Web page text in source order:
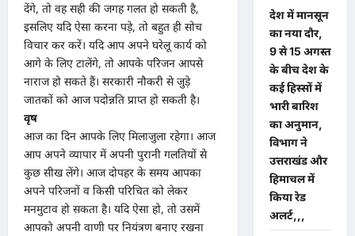
देंगे, तो वह सही की जगह गलत हो सकती है,
इसलिए यदि ऐसा करना पड़े, तो बहुत ही सोच
विचार कर करें। यदि आप अपने घरेलू कार्य को
आगे के लिए टालेंगे, तो आपके परिजन आपसे
नाराज हो सकते हैं। सरकारी नौकरी से जुड़े
जातकों को आज पदोन्नति प्राप्त हो सकती है।
वृष
आज का दिन आपके लिए मिलाजुला रहेगा। आज
आप अपने व्यापार में अपनी पुरानी गलतियों से
कुछ सीख लेंगे। आज दोपहर के समय आपका
अपने परिजनों व किसी परिचित को लेकर
मनमुटाव हो सकता है। यदि ऐसा हो, तो उसमें
आपको अपनी वाणी पर नियंत्रण बनाए रखना
देश में मानसून
का नया दौर,
9 से 15 अगस्त
के बीच देश के
कई हिस्सों में
भारी बारिश
का अनुमान,
विभाग ने
उत्तराखंड और
हिमाचल में
किया रेड
अलर्ट,,,